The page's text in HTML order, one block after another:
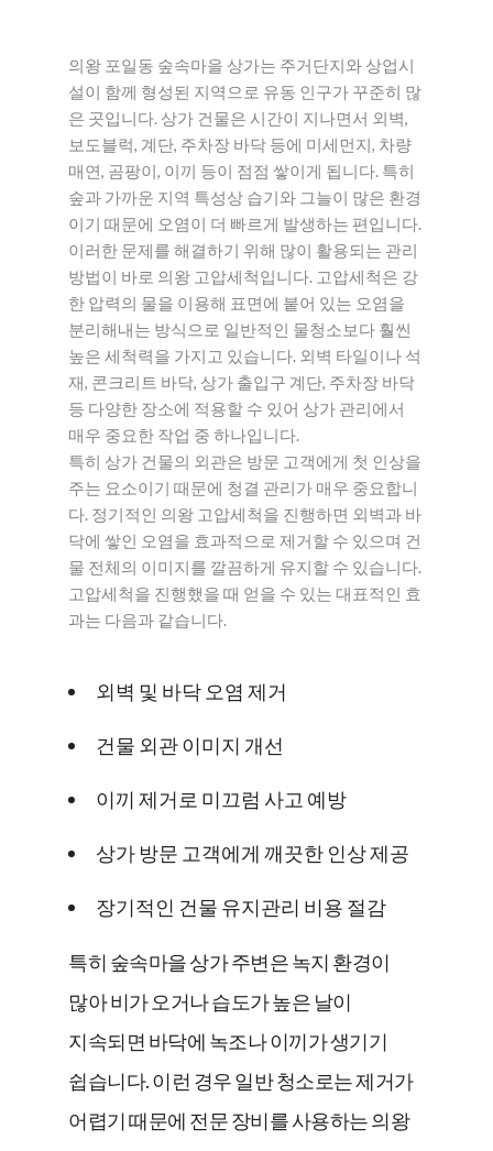
의왕 포일동 숲속마을 상가는 주거단지와 상업시
설이 함께 형성된 지역으로 유동 인구가 꾸준히 많
은 곳입니다. 상가 건물은 시간이 지나면서 외벽,
보도블럭, 계단, 주차장 바닥 등에 미세먼지, 차량
매연, 곰팡이, 이끼 등이 점점 쌓이게 됩니다. 특히
숲과 가까운 지역 특성상 습기와 그늘이 많은 환경
이기 때문에 오염이 더 빠르게 발생하는 편입니다.
이러한 문제를 해결하기 위해 많이 활용되는 관리
방법이 바로 의왕 고압세척입니다. 고압세척은 강
한 압력의 물을 이용해 표면에 붙어 있는 오염을
분리해내는 방식으로 일반적인 물청소보다 훨씬
높은 세척력을 가지고 있습니다. 외벽 타일이나 석
재, 콘크리트 바닥, 상가 출입구 계단, 주차장 바닥
등 다양한 장소에 적용할 수 있어 상가 관리에서
매우 중요한 작업 중 하나입니다.
특히 상가 건물의 외관은 방문 고객에게 첫 인상을
주는 요소이기 때문에 청결 관리가 매우 중요합니
다. 정기적인 의왕 고압세척을 진행하면 외벽과 바
닥에 쌓인 오염을 효과적으로 제거할 수 있으며 건
물 전체의 이미지를 깔끔하게 유지할 수 있습니다.
고압세척을 진행했을 때 얻을 수 있는 대표적인 효
과는 다음과 같습니다.
외벽 및 바닥 오염 제거
건물 외관 이미지 개선
이끼 제거로 미끄럼 사고 예방
상가 방문 고객에게 깨끗한 인상 제공
장기적인 건물 유지관리 비용 절감
특히 숲속마을 상가 주변은 녹지 환경이
많아 비가 오거나 습도가 높은 날이
지속되면 바닥에 녹조나 이끼가 생기기
쉽습니다. 이런 경우 일반 청소로는 제거가
어렵기 때문에 전문 장비를 사용하는 의왕